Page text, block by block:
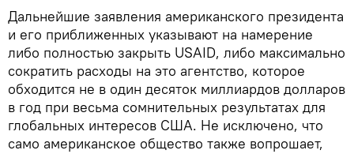
Дальнейшие заявления американского президента
и его приближенных указывают на намерение
либо полностью закрыть USAID, либо максимально
сократить расходы на это агентство, которое
обходится не в один десяток миллиардов долларов
в год при весьма сомнительных результатах для
глобальных интересов США. Не исключено, что
само американское общество также вопрошает,